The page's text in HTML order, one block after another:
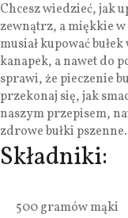
Chcesz wiedzieć, jak
zewnątrz, a miękkie
musiał kupować
kanapek, a nawet do
sprawi, że pieczenie
przekonaj się, jak
naszym przepisem,
zdrowe bułki
Składniki:
500 gramów mąki